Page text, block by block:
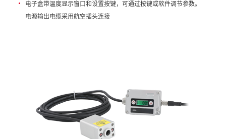
电子盒带温度显示窗口和设置按键，可通过按键或软件调节参数。
电源输出电缆采用航空插头连接